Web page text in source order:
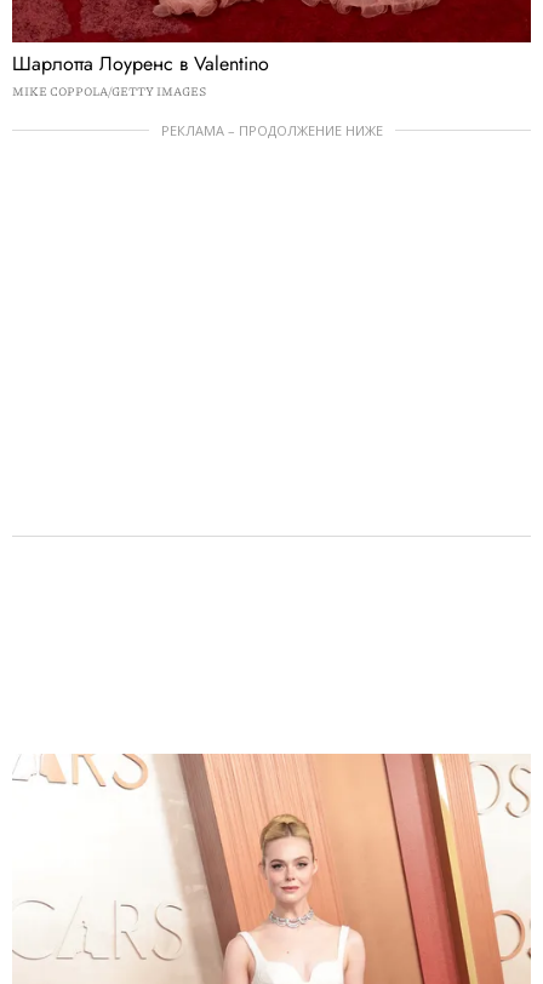
Шарлотта Лоуренс в Valentino
MIKE COPPOLA/GETTY IMAGES
РЕКЛАМА – ПРОДОЛЖЕНИЕ НИЖЕ